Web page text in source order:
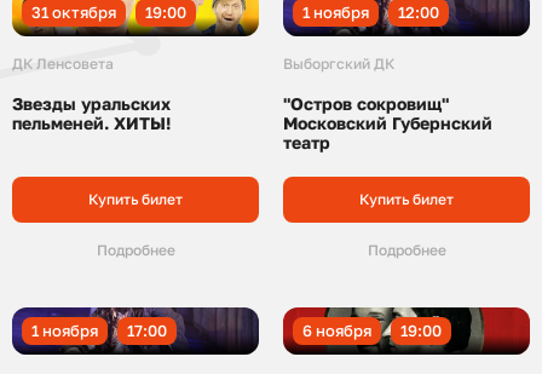
31 октября 19:00
ДК Ленсовета
Звезды уральских
пельменей. ХИТЫ!
Купить билет
Подробнее
1 ноября 12:00
Выборгский ДК
"Остров сокровищ"
Московский Губернский
театр
Купить билет
Подробнее
1 ноября 17:00 6 ноября 19:00